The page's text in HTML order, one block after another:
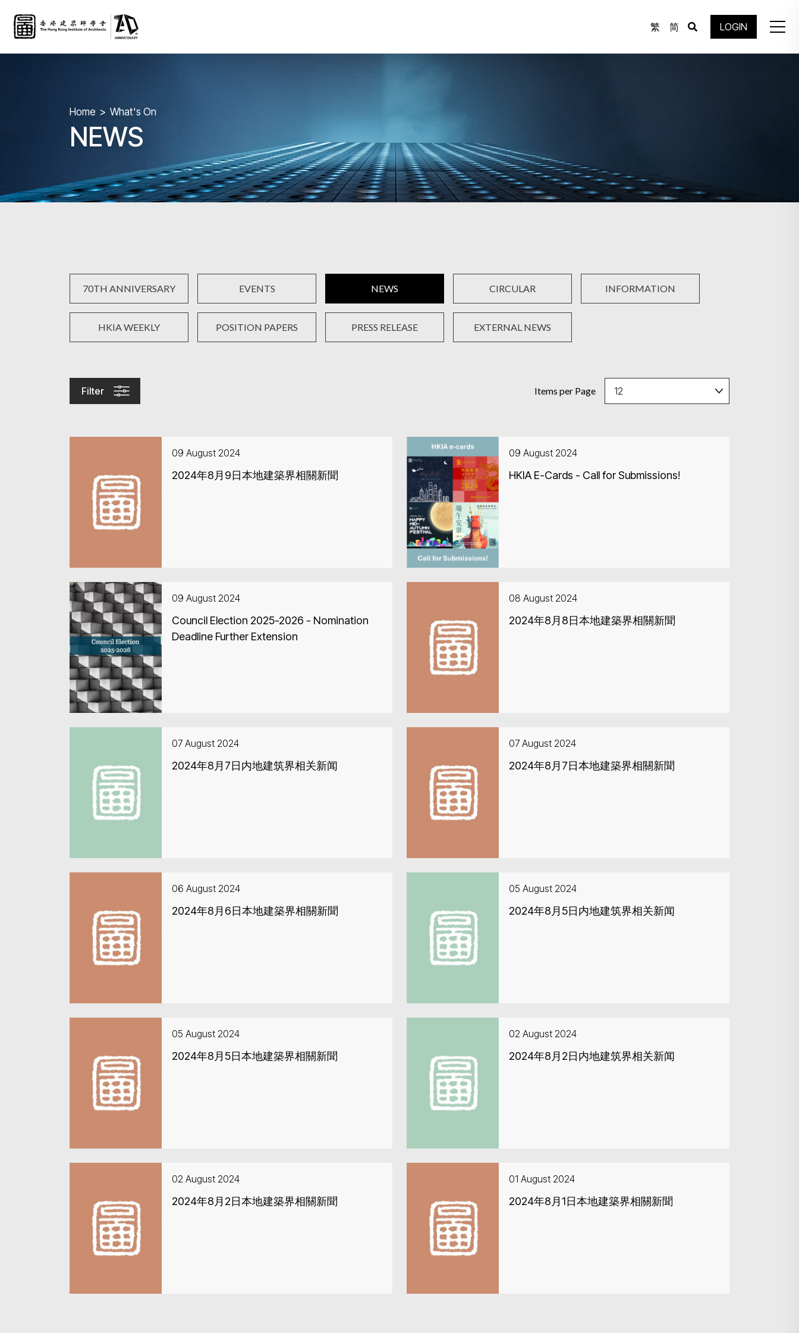
繁 简 LOGIN
Search
Home What's On
NEWS
70TH ANNIVERSARY EVENTS NEWS CIRCULAR INFORMATION
HKIA WEEKLY POSITION PAPERS PRESS RELEASE EXTERNAL NEWS
Filter Items per Page
09 August 2024
2024年8月9日本地建築界相關新聞
09 August 2024
HKIA E-Cards - Call for Submissions!
09 August 2024
Council Election 2025-2026 - Nomination
Deadline Further Extension
08 August 2024
2024年8月8日本地建築界相關新聞
07 August 2024
2024年8月7日内地建筑界相关新闻
07 August 2024
2024年8月7日本地建築界相關新聞
06 August 2024
2024年8月6日本地建築界相關新聞
05 August 2024
2024年8月5日内地建筑界相关新闻
05 August 2024
2024年8月5日本地建築界相關新聞
02 August 2024
2024年8月2日内地建筑界相关新闻
02 August 2024
2024年8月2日本地建築界相關新聞
01 August 2024
2024年8月1日本地建築界相關新聞